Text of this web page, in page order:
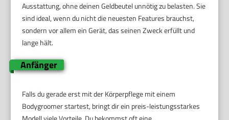
Ausstattung, ohne deinen Geldbeutel unnötig zu belasten. Sie
sind ideal, wenn du nicht die neuesten Features brauchst,
sondern vor allem ein Gerät, das seinen Zweck erfüllt und
lange hält.
Anfänger
Falls du gerade erst mit der Körperpflege mit einem
Bodygroomer startest, bringt dir ein preis-leistungsstarkes